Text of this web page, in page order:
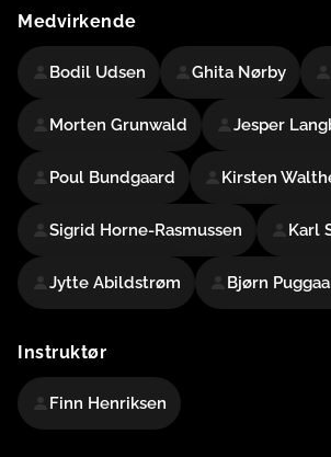
Medvirkende
Bodil Udsen Ghita Nørby
Morten Grunwald Jesper
Poul Bundgaard Kirsten
Sigrid Horne-Rasmussen Karl
Jytte Abildstrøm Bjørn
Instruktør
Finn Henriksen